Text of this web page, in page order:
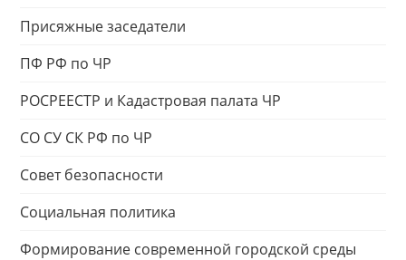
Присяжные заседатели
ПФ РФ по ЧР
РОСРЕЕСТР и Кадастровая палата ЧР
СО СУ СК РФ по ЧР
Совет безопасности
Социальная политика
Формирование современной городской среды